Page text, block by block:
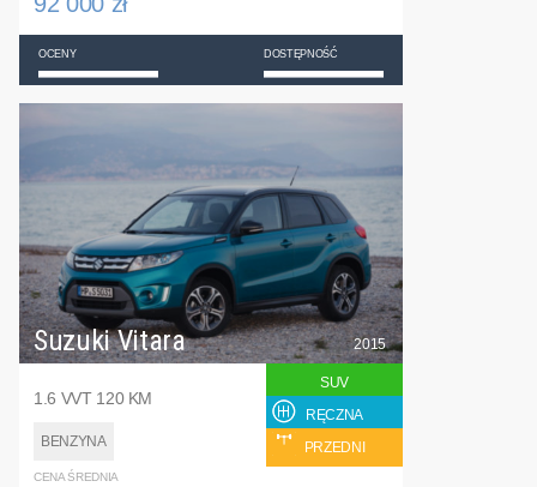
OCENY DOSTĘPNOŚĆ
Suzuki Vitara
1.6 VVT 120 KM
BENZYNA
2015
SUV
RĘCZNA
PRZEDNI
CENA ŚREDNIA